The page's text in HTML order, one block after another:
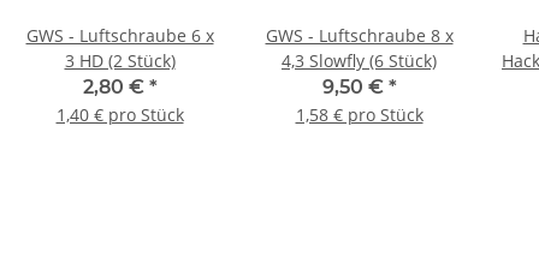
GWS - Luftschraube 6 x
3 HD (2 Stück)
2,80 € *
1,40 € pro Stück
GWS - Luftschraube 8 x
4,3 Slowfly (6 Stück)
9,50 € *
1,58 € pro Stück